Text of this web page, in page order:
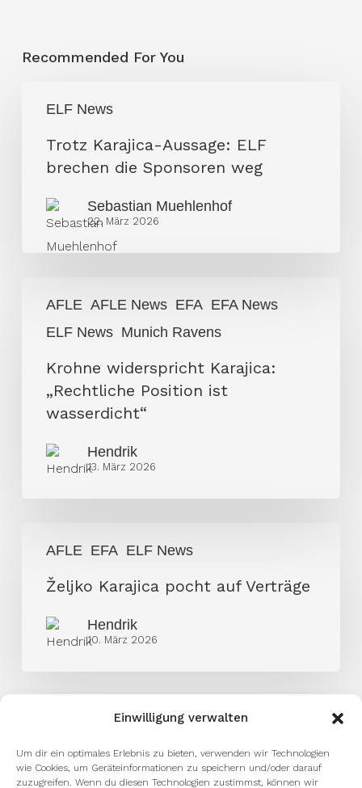
Einwilligung verwalten
Um dir ein optimales Erlebnis zu bieten, verwenden wir Technologien
wie Cookies, um Geräteinformationen zu speichern und/oder darauf
zuzugreifen. Wenn du diesen Technologien zustimmst, können wir
Recommended For You
ELF News
Karajica-
Aussage:
Trotz Karajica-Aussage: ELF
brechen die Sponsoren weg
Sebastian Muehlenhof
22. März 2026
AFLE AFLE News EFA EFA News
ELF News Munich Ravens
widerspricht
Karajica:
„Rechtliche
Position
Krohne widerspricht Karajica:
„Rechtliche Position ist
wasserdicht“
Hendrik
13. März 2026
AFLE EFA ELF News
Karajica
pocht
Verträge
Željko Karajica pocht auf Verträge
Hendrik
10. März 2026